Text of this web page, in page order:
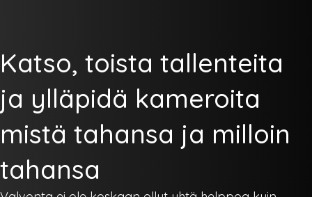
Katso, toista tallenteita
ja ylläpidä kameroita
mistä tahansa ja milloin
tahansa